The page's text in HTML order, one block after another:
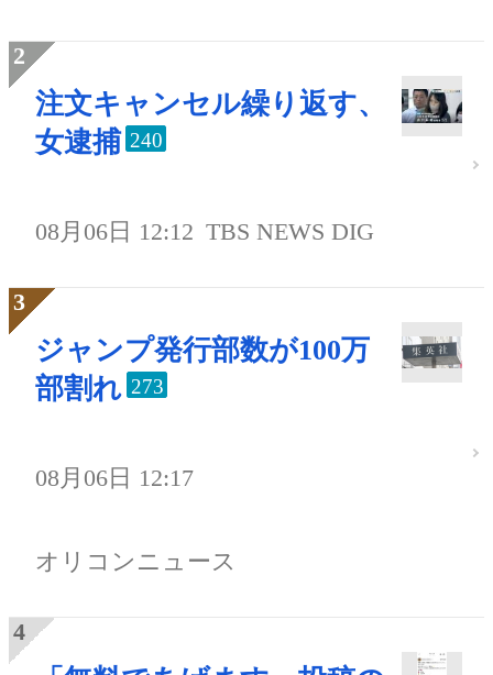
注文キャンセル繰り返す、
女逮捕 240
08月06日 12:12 TBS NEWS DIG
ジャンプ発行部数が100万
部割れ 273
08月06日 12:17
オリコンニュース